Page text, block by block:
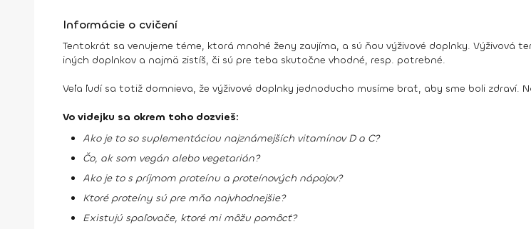
Informácie o cvičení
Tentokrát sa venujeme téme, ktorá mnohé ženy zaujíma, a sú ňou výživové doplnky. Výživová
iných doplnkov a najmä zistíš, či sú pre teba skutočne vhodné, resp. potrebné.
Veľa ľudí sa totiž domnieva, že výživové doplnky jednoducho musíme brať, aby sme boli zdraví.
Vo videjku sa okrem toho dozvieš:
Ako je to so suplementáciou najznámejších vitamínov D a C?
Čo, ak som vegán alebo vegetarián?
Ako je to s príjmom proteínu a proteínových nápojov?
Ktoré proteíny sú pre mňa najvhodnejšie?
Existujú spaľovače, ktoré mi môžu pomôcť?